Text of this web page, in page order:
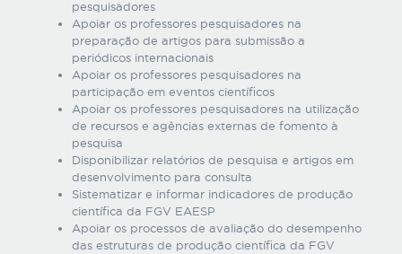
pesquisadores
Apoiar os professores pesquisadores na
preparação de artigos para submissão a
periódicos internacionais
Apoiar os professores pesquisadores na
participação em eventos científicos
Apoiar os professores pesquisadores na utilização
de recursos e agências externas de fomento à
pesquisa
Disponibilizar relatórios de pesquisa e artigos em
desenvolvimento para consulta
Sistematizar e informar indicadores de produção
científica da FGV EAESP
Apoiar os processos de avaliação do desempenho
das estruturas de produção científica da FGV